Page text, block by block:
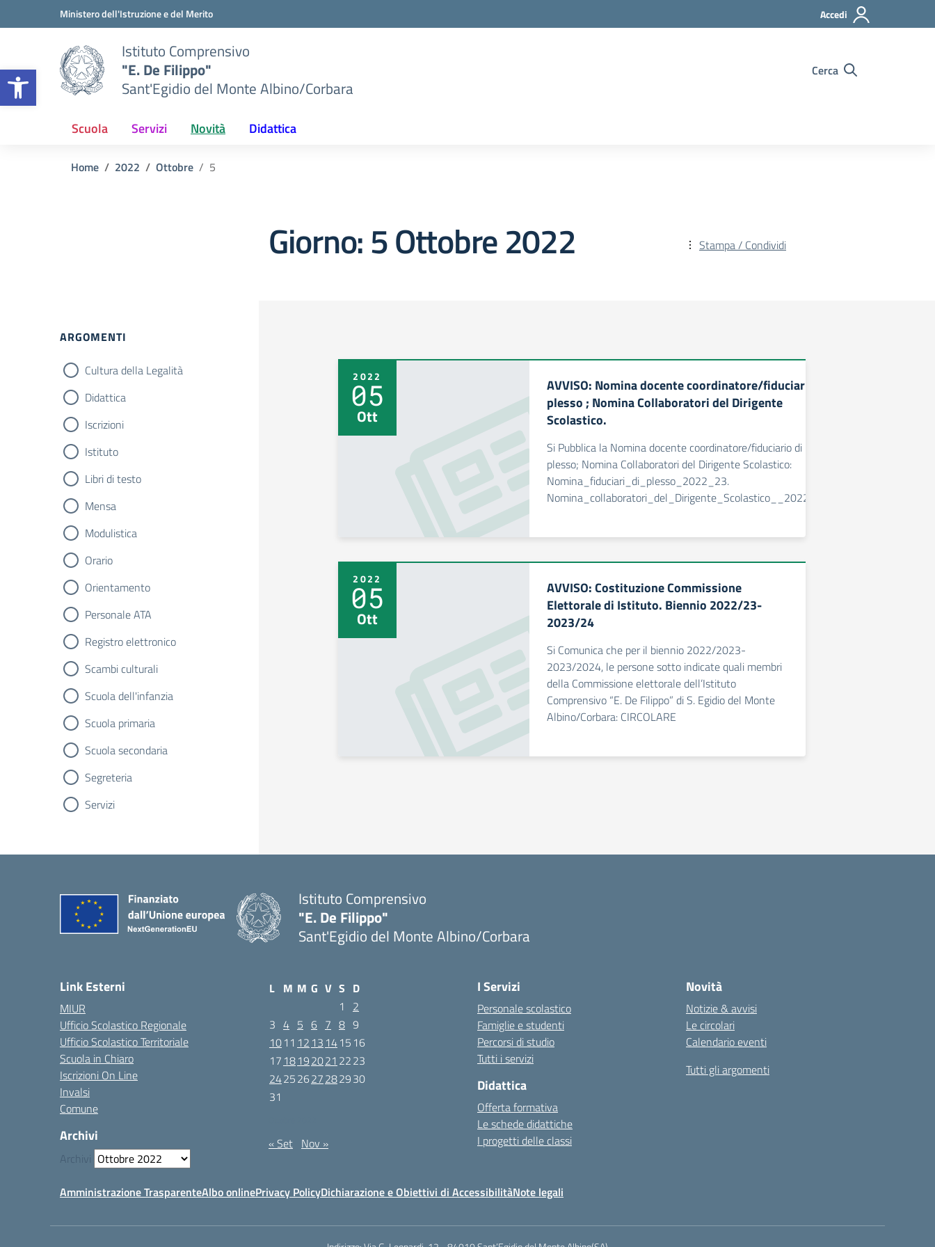
Apri la barra degli strumenti
Vai ai contenuti
Vai al menu di navigazioneMinistero dell'Istruzione e del Merito Accedi
Istituto Comprensivo
"E. De Filippo"
Sant'Egidio del Monte Albino/Corbara
Cerca
Scuola Servizi Novità Didattica
Home 2022 Ottobre 5
Giorno:5 Ottobre 2022 Stampa / Condividi
ARGOMENTI
Cultura della Legalità
Didattica
Iscrizioni
Istituto
Libri di testo
Mensa
Modulistica
Orario
Orientamento
Personale ATA
Registro elettronico
Scambi culturali
Scuola dell'infanzia
Scuola primaria
Scuola secondaria
Segreteria
Servizi
2022
05
Ott
AVVISO: Nomina docente coordinatore/fiduciario di
plesso ; Nomina Collaboratori del Dirigente
Scolastico.
Si Pubblica la Nomina docente coordinatore/fiduciario di
plesso; Nomina Collaboratori del Dirigente Scolastico:
Nomina_fiduciari_di_plesso_2022_23.
Nomina_collaboratori_del_Dirigente_Scolastico__2022_23
2022
05
Ott
AVVISO: Costituzione Commissione
Elettorale di Istituto. Biennio 2022/23-
2023/24
Si Comunica che per il biennio 2022/2023-
2023/2024, le persone sotto indicate quali membri
della Commissione elettorale dell’Istituto
Comprensivo “E. De Filippo” di S. Egidio del Monte
Albino/Corbara: CIRCOLARE
Istituto Comprensivo
"E. De Filippo"
Sant'Egidio del Monte Albino/Corbara
Link Esterni
MIUR
Ufficio Scolastico Regionale
Ufficio Scolastico Territoriale
Scuola in Chiaro
Iscrizioni On Line
Invalsi
Comune
Archivi
Archivi
L M M G V S D
1
2
3 4 5 6 7 8 9
1011 12 13 1415 16
17 18192021 2223
24252627282930
31
« Set Nov »
I Servizi
Personale scolastico
Famiglie e studenti
Percorsi di studio
Tutti i servizi
Didattica
Offerta formativa
Le schede didattiche
I progetti delle classi
Novità
Notizie & avvisi
Le circolari
Calendario eventi
Tutti gli argomenti
Amministrazione TrasparenteAlbo onlinePrivacy PolicyDichiarazione e Obiettivi di AccessibilitàNote legali